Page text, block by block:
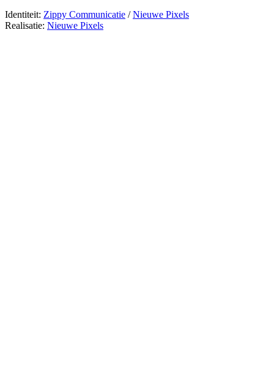
Identiteit: Zippy Communicatie /Nieuwe Pixels
Realisatie: Nieuwe Pixels